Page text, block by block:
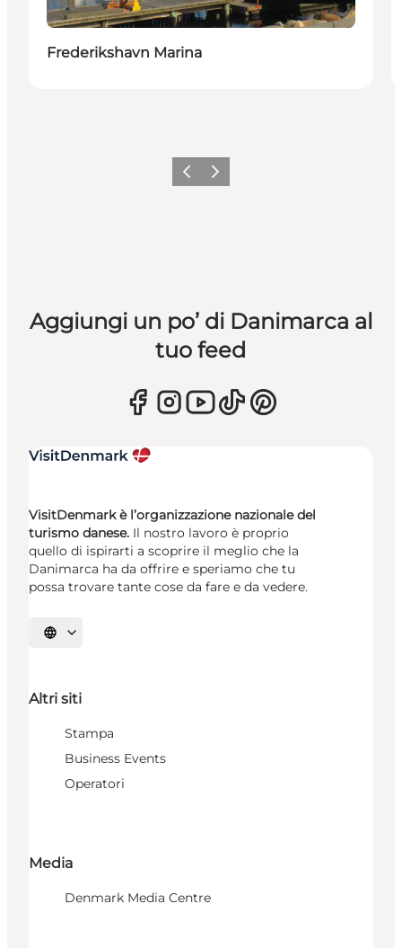
Frederikshavn Marina
Precedente
Avanti
Aggiungi un po’ di Danimarca al
tuo feed
VisitDenmark è l’organizzazione nazionale del
turismo danese. Il nostro lavoro è proprio
quello di ispirarti a scoprire il meglio che la
Danimarca ha da offrire e speriamo che tu
possa trovare tante cose da fare e da vedere.
Seleziona la lingua
Altri siti
Stampa
Business Events
Operatori
Media
Denmark Media Centre